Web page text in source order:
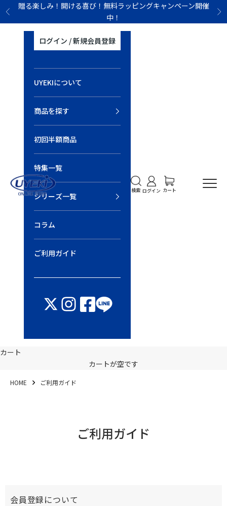
コンテンツへスキップ
前へ
贈る楽しみ！開ける喜び！無料ラッピングキャンペーン開催
中！
次
メニ
UYEKI オンラインショップ 検索を開く
検索
アカウントページに移
ログイン
カートを開く
カート
ログイン / 新規会員登録
UYEKIについて
商品を探す
初回半額商品
特集一覧
シリーズ一覧
コラム
ご利用ガイド
カート
カートが空です
HOME ご利用ガイド
ご利用ガイド
会員登録について